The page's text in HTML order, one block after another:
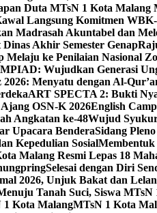
Duta MTsN 1 Kota Malang
Langsung Komitmen
Madrasah Akuntabel dan
Akhir Semester Genap
Melaju ke Penilaian Nasional
Wujudkan Generasi
Menyatu dengan Al-
ART SPECTA 2: Bukti
OSN-K 2026English
Angkatan ke-48Wujud
Upacara BenderaSidang
Kepedulian SosialMembentuk
Malang Resmi Lepas 18
Selesai dengan Diri
2026, Unjuk Bakat dan
Tanah Suci, Siswa
Kota MalangMTsN 1 Kota